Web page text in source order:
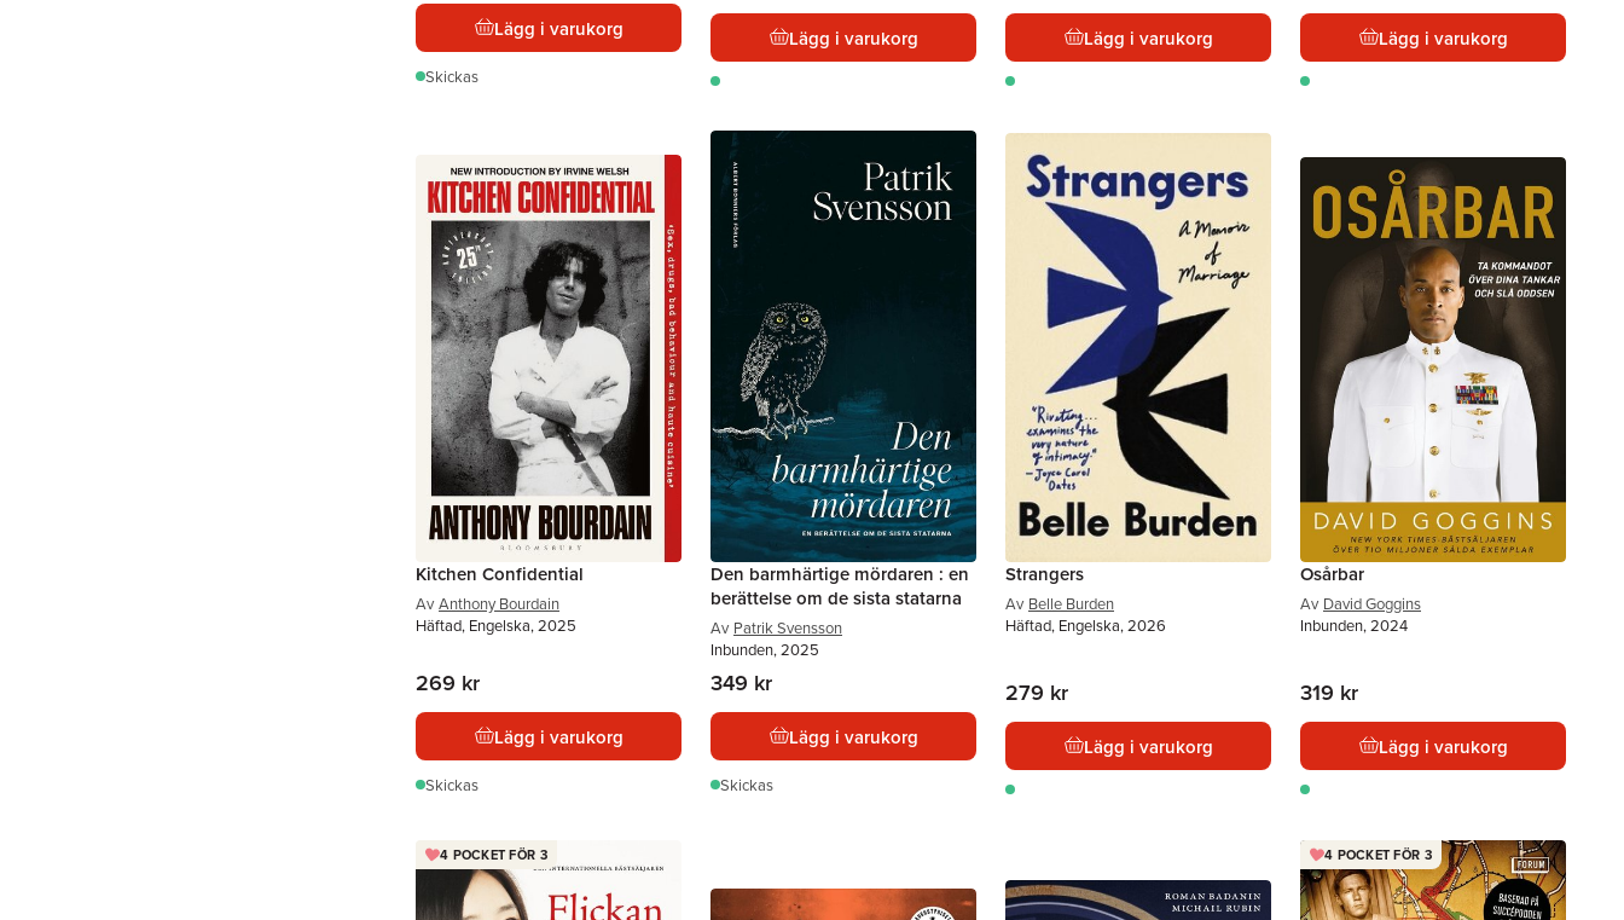
Lägg i varukorg
Skickas
Lägg i varukorg Lägg i varukorg Lägg i varukorg
Kitchen Confidential
Av Anthony Bourdain
Häftad, Engelska, 2025
269 kr
Lägg i varukorg
Skickas
Den barmhärtige mördaren : en
berättelse om de sista statarna
Av Patrik Svensson
Inbunden, 2025
349 kr
Lägg i varukorg
Skickas
Strangers
Av Belle Burden
Häftad, Engelska, 2026
279 kr
Lägg i varukorg
Osårbar
Av David Goggins
Inbunden, 2024
319 kr
Lägg i varukorg
4 POCKET FÖR 3 4 POCKET FÖR 3